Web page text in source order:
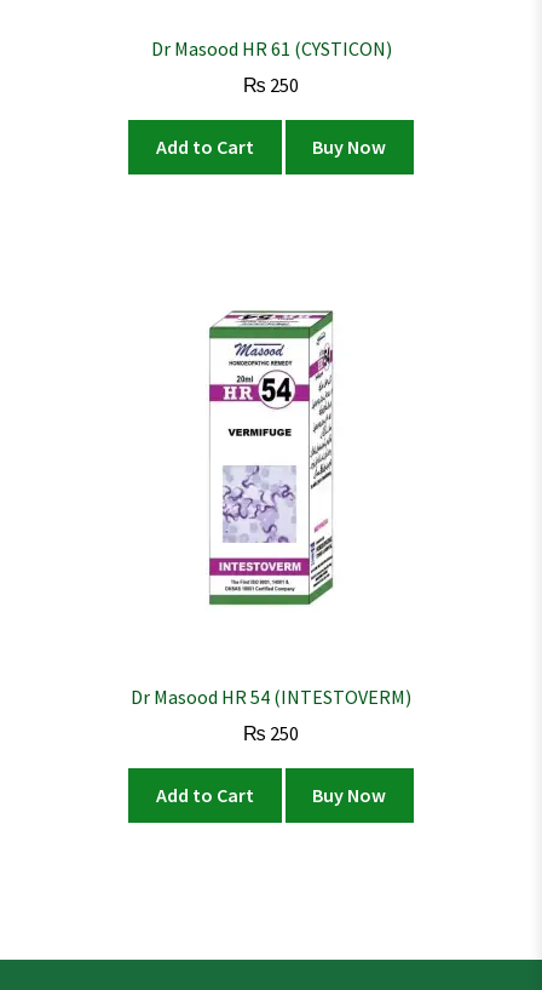
Dr Masood HR 61 (CYSTICON)
₨ 250
Add to Cart Buy Now
Dr Masood HR 54 (INTESTOVERM)
₨ 250
Add to Cart Buy Now